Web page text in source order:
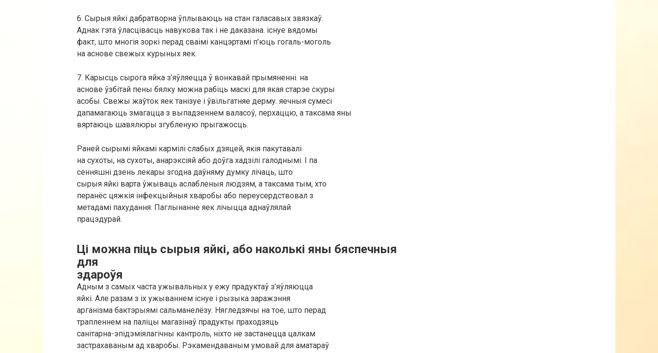
6. Сырыя яйкі дабратворна ўплываюць на стан галасавых звязкаў.
Аднак гэта ўласцівасць навукова так і не даказана. існуе вядомы
факт, што многія зоркі перад сваімі канцэртамі п’юць гогаль-моголь
на аснове свежых курыных яек.
7. Карысць сырога яйка з’яўляецца ў вонкавай прымяненні. на
аснове ўзбітай пены бялку можна рабіць маскі для якая старэе скуры
асобы. Свежы жаўток яек танізуе і ўвільгатняе дерму. яечныя сумесі
дапамагаюць змагацца з выпадзеннем валасоў, перхаццю, а таксама яны
вяртаюць шавялюры згубленую прыгажосць.
Раней сырымі яйкамі кармілі слабых дзяцей, якія пакутавалі
на сухоты, на сухоты, анарэксіяй або доўга хадзілі галоднымі. І па
сённяшні дзень лекары згодна даўняму думку лічаць, што
сырыя яйкі варта ўжываць аслабленыя людзям, а таксама тым, хто
перанёс цяжкія інфекцыйныя хваробы або переусердствовал з
метадамі пахудання. Паглынанне яек лічыцца аднаўлялай
працэдурай.
Ці можна піць сырыя яйкі, або наколькі яны бяспечныя
для
здароўя
Адным з самых часта ужывальных у ежу прадуктаў з’яўляюцца
яйкі. Але разам з іх ужываннем існуе і рызыка заражэння
арганізма бактэрыямі сальманелёзу. Нягледзячы на ​​тое, што перад
трапленнем на паліцы магазінаў прадукты праходзяць
санітарна-эпідэміялагічны кантроль, ніхто не застанецца цалкам
застрахаваным ад хваробы. Рэкамендаваным умовай для аматараў